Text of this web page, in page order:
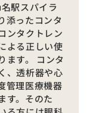
駅スパイラ
添ったコンタ
ンタクトレン
よる正しい使
ます。 コンタ
、透析器や心
管理医療機器
す。そのた